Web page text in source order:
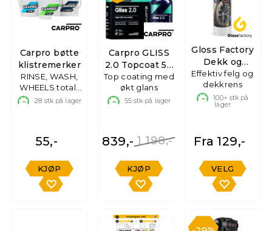
Carpro bøtte
klistremerker
RINSE, WASH,
WHEELS totalt
3 stk
28 stk på lager
55,-
KJØP
Carpro GLISS
2.0 Topcoat 50
ml
Top coating med
økt glans
55stk på lager
1 198,-
839,-
KJØP
Gloss Factory
Dekk og
Felgrens
Effektiv felg og
dekkrens
100+ stk på
lager
Fra 129,-
VELG